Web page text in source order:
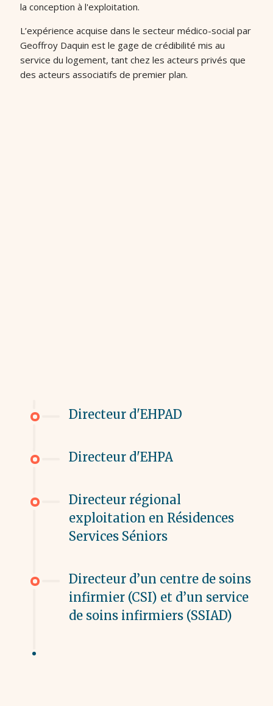
la conception à l'exploitation.
L’expérience acquise dans le secteur médico-social par
Geoffroy Daquin est le gage de crédibilité mis au
service du logement, tant chez les acteurs privés que
des acteurs associatifs de premier plan.
Directeur d'EHPAD
Directeur d'EHPA
Directeur régional
exploitation en Résidences
Services Séniors
Directeur d’un centre de soins
infirmier (CSI) et d’un service
de soins infirmiers (SSIAD)